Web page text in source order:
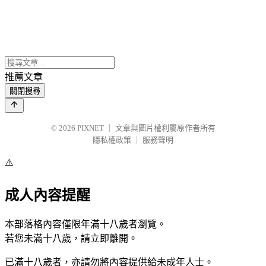
推薦文章
關閉搜尋
© 2026 PIXNET
文章與圖片權利屬原作者所有
隱私權政策
服務聲明
⚠️
成人內容提醒
本部落格內容僅限年滿十八歲者瀏覽。
若您未滿十八歲，請立即離開。
已滿十八歲者，亦請勿將內容提供給未成年人士。